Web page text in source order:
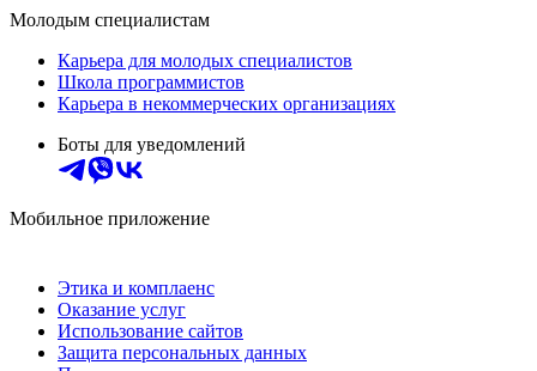
Молодым специалистам
Карьера для молодых специалистов
Школа программистов
Карьера в некоммерческих организациях
Боты для уведомлений
Мобильное приложение
Этика и комплаенс
Оказание услуг
Использование сайтов
Защита персональных данных